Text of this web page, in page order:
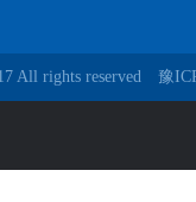
All rights reserved 豫